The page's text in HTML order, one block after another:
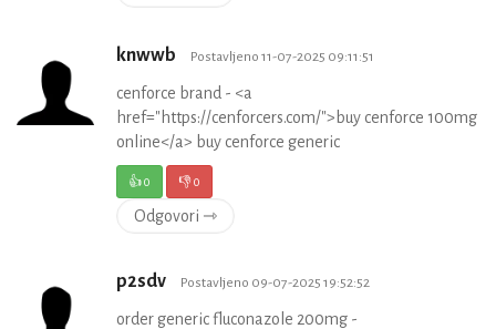
knwwb Postavljeno 11-07-2025 09:11:51
cenforce brand - <a
href="https://cenforcers.com/">buy cenforce 100mg
online</a> buy cenforce generic
👍0 👎0
Odgovori ⇾
p2sdv Postavljeno 09-07-2025 19:52:52
order generic fluconazole 200mg -